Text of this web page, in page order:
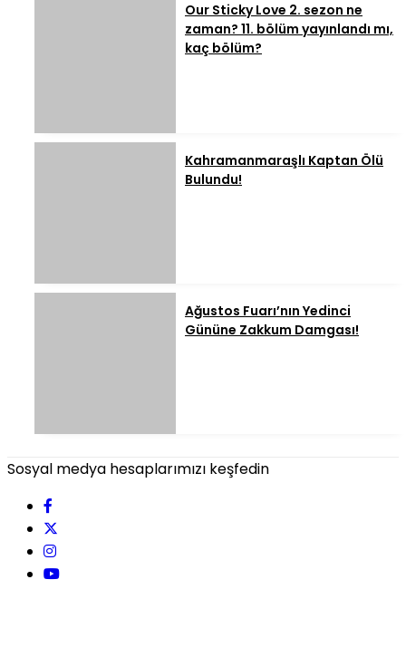
Our Sticky Love 2. sezon ne
zaman? 11. bölüm yayınlandı mı,
kaç bölüm?
Kahramanmaraşlı Kaptan Ölü
Bulundu!
Ağustos Fuarı’nın Yedinci
Gününe Zakkum Damgası!
Sosyal medya hesaplarımızı keşfedin